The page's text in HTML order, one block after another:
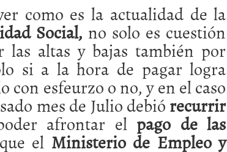
¿Por qué el Préstamo Promotor privado
de diciembre de 2025
aprovechar esta opción para gestionar tus
de 2025
es una decisión financiera: cómo anticiparte
de 2025
punto de venta? 3 de octubre de 2025
como es la actualidad de la
Social, no solo es cuestión
las altas y bajas también por
si a la hora de pagar logra
con esfeurzo o no, y en el caso
mes de Julio debiórecurrir
afrontar el pago de las
el Ministerio de Empleo y